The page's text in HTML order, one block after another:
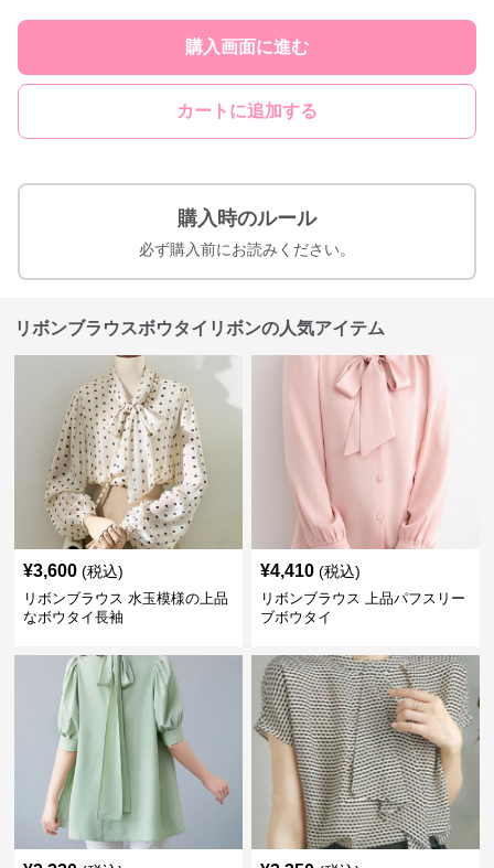
購入画面に進む
カートに追加する
購入時のルール
必ず購入前にお読みください。
リボンブラウスボウタイリボンの人気アイテム
¥3,600 (税込)
リボンブラウス 水玉模様の上品
なボウタイ長袖
¥4,410 (税込)
リボンブラウス 上品パフスリー
ブボウタイ